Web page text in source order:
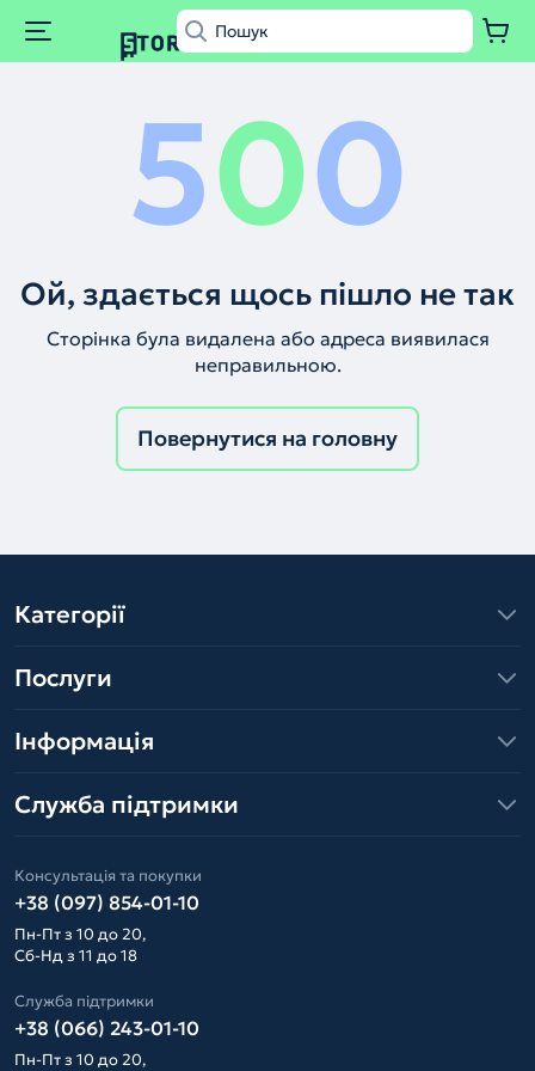
500
Ой, здається щось пішло не так
Сторінка була видалена або адреса виявилася
неправильною.
Повернутися на головну
Категорії
Послуги
Інформація
Служба підтримки
Консультація та покупки
+38 (097) 854-01-10
Пн-Пт з 10 до 20,
Сб-Нд з 11 до 18
Служба підтримки
+38 (066) 243-01-10
Пн-Пт з 10 до 20,